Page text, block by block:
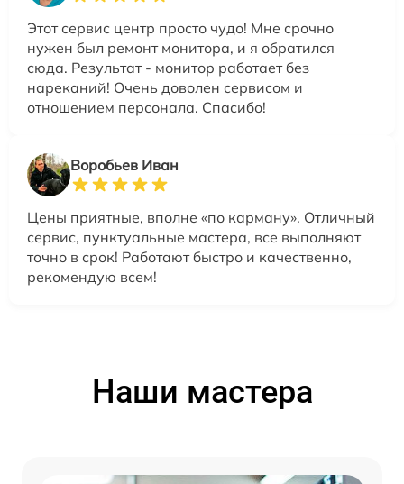
Этот сервис центр просто чудо! Мне срочно
нужен был ремонт монитора, и я обратился
сюда. Результат - монитор работает без
нареканий! Очень доволен сервисом и
отношением персонала. Спасибо!
Воробьев Иван
Цены приятные, вполне «по карману». Отличный
сервис, пунктуальные мастера, все выполняют
точно в срок! Работают быстро и качественно,
рекомендую всем!
Наши мастера